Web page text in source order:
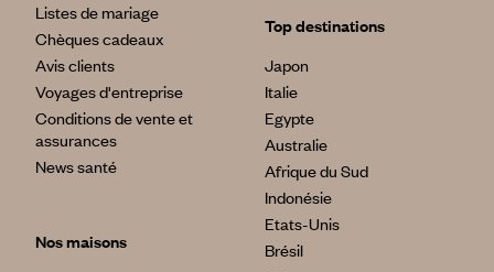
Listes de mariage
Chèques cadeaux
Avis clients
Voyages d'entreprise
Conditions de vente et
assurances
News santé
Nos maisons
Top destinations
Japon
Italie
Egypte
Australie
Afrique du Sud
Indonésie
Etats-Unis
Brésil